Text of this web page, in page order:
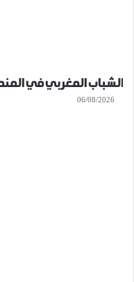
الشباب المغربي في
06/08/2026